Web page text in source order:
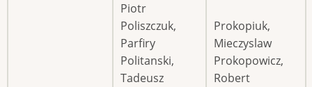
Piotr
Poliszczuk,
Parfiry
Politanski,
Tadeusz
Prokopiuk,
Mieczyslaw
Prokopowicz,
Robert